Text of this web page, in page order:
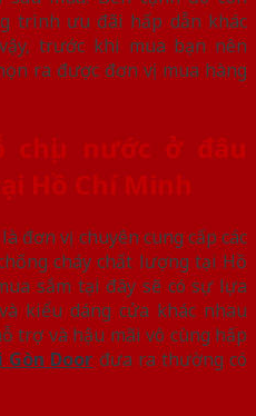
trình ưu đãi hấp dẫn khác
trước khi mua bạn nên
ra được đơn vị mua hàng
chịu nước ở đâu
Hồ Chí Minh
đơn vị chuyên cung cấp các
cháy chất lượng tại Hồ
sắm tại đây sẽ có sự lựa
kiểu dáng cửa khác nhau
trợ và hậu mãi vô cùng hấp
Gòn Door đưa ra thường có